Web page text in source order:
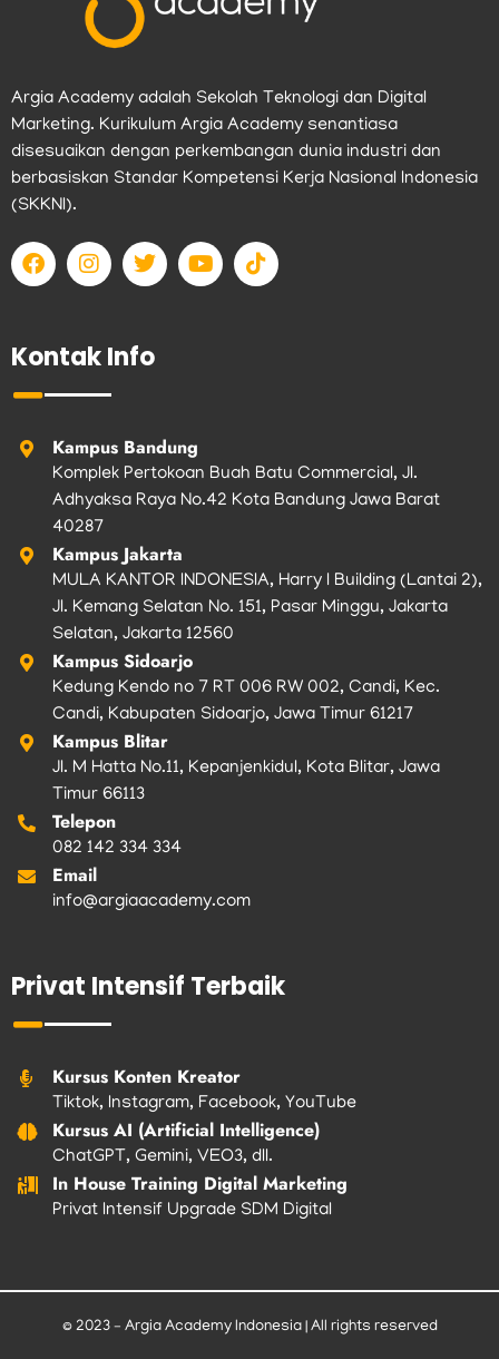
Argia Academy adalah Sekolah Teknologi dan Digital
Marketing. Kurikulum Argia Academy senantiasa
disesuaikan dengan perkembangan dunia industri dan
berbasiskan Standar Kompetensi Kerja Nasional Indonesia
(SKKNI).
F
a
c
o
o
k
I
n
s
a
g
a
T
w
i
e
Y
o
u
T
i
k
Kontak Info
Kampus Bandung
Komplek Pertokoan Buah Batu Commercial, Jl.
Adhyaksa Raya No.42 Kota Bandung Jawa Barat
40287
Kampus Jakarta
MULA KANTOR INDONESIA, Harry I Building (Lantai 2),
Jl. Kemang Selatan No. 151, Pasar Minggu, Jakarta
Selatan, Jakarta 12560
Kampus Sidoarjo
Kedung Kendo no 7 RT 006 RW 002, Candi, Kec.
Candi, Kabupaten Sidoarjo, Jawa Timur 61217
Kampus Blitar
Jl. M Hatta No.11, Kepanjenkidul, Kota Blitar, Jawa
Timur 66113
Telepon
082 142 334 334
Email
info@argiaacademy.com
Privat Intensif Terbaik
Kursus Konten Kreator
Tiktok, Instagram, Facebook, YouTube
Kursus AI (Artificial Intelligence)
ChatGPT, Gemini, VEO3, dll.
In House Training Digital Marketing
Privat Intensif Upgrade SDM Digital
© 2023 – Argia Academy Indonesia | All rights reserved